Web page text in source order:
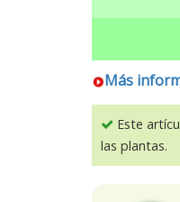
Más
Este
las plantas.